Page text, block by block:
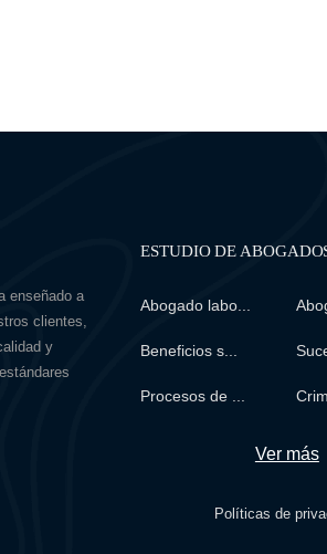
enseñado a
clientes,
y
ESTUDIO DE
Abogado labo...
Beneficios s...
Procesos de ...
Ver más
Políticas de